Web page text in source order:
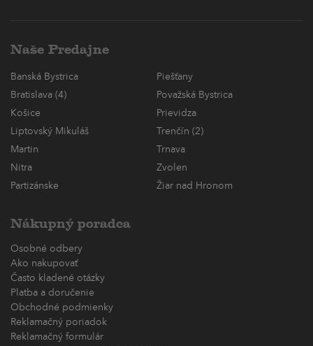
Naše Predajne
Banská Bystrica
Piešťany
Bratislava (4)
Považská Bystrica
Košice
Prievidza
Liptovský Mikuláš
Trenčín (2)
Martin
Trnava
Nitra
Zvolen
Partizánske
Žiar nad Hronom
Nákupný poradca
Osobné odbery
Ako nakupovať
Často kladené otázky
Platba a doručenie
Obchodné podmienky
Reklamačný poriadok
Reklamačný formulár